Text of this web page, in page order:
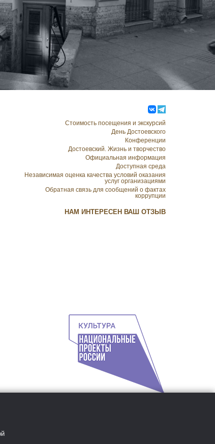
Стоимость посещения и экскурсий
День Достоевского
Конференции
Достоевский. Жизнь и творчество
Официальная информация
Доступная среда
Независимая оценка качества условий оказания
услуг организациями
Обратная связь для сообщений о фактах
коррупции
НАМ ИНТЕРЕСЕН ВАШ ОТЗЫВ